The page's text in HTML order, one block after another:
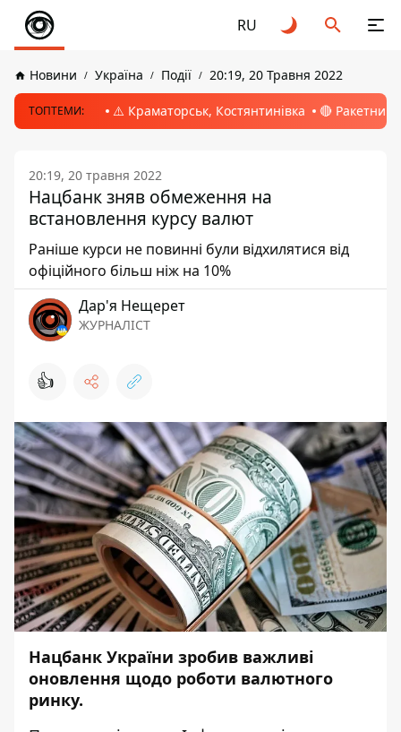
RU
Новини Україна Події 20:19, 20 Травня 2022
ТОПТЕМИ: ⚠️ Краматорськ, Костянтинівка 🔴 Ракетний
20:19, 20 травня 2022
Нацбанк зняв обмеження на
встановлення курсу валют
Раніше курси не повинні були відхилятися від
офіційного більш ніж на 10%
Дар'я Нещерет
ЖУРНАЛІСТ
👍
Нацбанк України зробив важливі
оновлення щодо роботи валютного
ринку.